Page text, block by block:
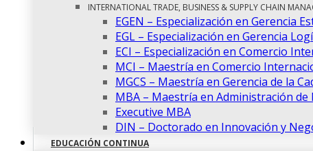
INTERNATIONAL TRADE, BUSINESS & SUPPLY CHAIN
EGEN – Especialización en Gerencia
EGL – Especialización en Gerencia
ECI – Especialización en Comercio
MCI – Maestría en Comercio
MGCS – Maestría en Gerencia de la
MBA – Maestría en Administración de
Executive MBA
DIN – Doctorado en Innovación y
EDUCACIÓN CONTINUA